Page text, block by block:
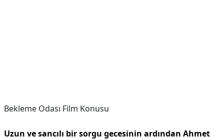
Bekleme Odası Film Konusu
Uzun ve sancılı bir sorgu gecesinin ardından Ahmet